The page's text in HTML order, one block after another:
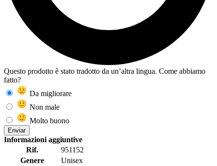
Questo prodotto è stato tradotto da un’altra lingua. Come abbiamo
fatto?
Da migliorare
Non male
Molto buono
Enviar
Informazioni aggiuntive
Rif.
951152
Genere
Unisex